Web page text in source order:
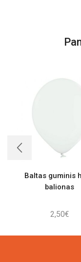
Baltas guminis
balionas
2,50€